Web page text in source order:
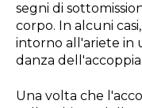
segni di
corpo. In alcuni
intorno all'ariete in
danza
Una volta che